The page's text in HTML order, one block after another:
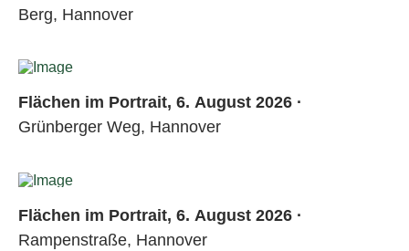
Berg, Hannover
Flächen im Portrait, 6. August 2026 ·
Grünberger Weg, Hannover
Flächen im Portrait, 6. August 2026 ·
Rampenstraße, Hannover